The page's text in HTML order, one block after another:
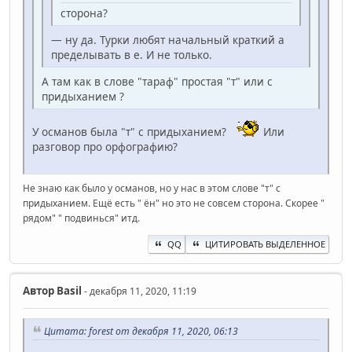
сторона?
— ну да. Турки любят начальный краткий а
пределывать в е. И не только.
А там как в слове "тараф" простая "т" или с
придыханием ?
У османов была "т" с придыханием?
Или
разговор про орфографию?
Не знаю как было у османов, но у нас в этом слове "т" с
придыханием. Ещё есть " ён" но это не совсем сторона. Скорее "
рядом" " подвинься" итд.
QQ ЦИТИРОВАТЬ ВЫДЕЛЕННОЕ
Автор Basil - декабря 11, 2020, 11:19
Цитата: forest от декабря 11, 2020, 06:13